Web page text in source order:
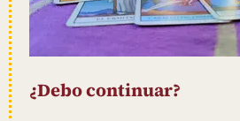
¿Debo continuar?